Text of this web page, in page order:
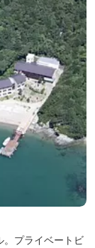
。プライベートビ